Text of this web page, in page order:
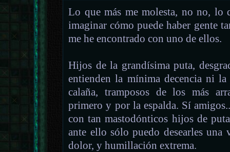
Lo que más me molesta, no no, lo
imaginar cómo puede haber gente
me he encontrado con uno de ellos.
Hijos de la grandísima puta,
entienden la mínima decencia ni
calaña, tramposos de los más
primero y por la espalda. Sí
con tan mastodónticos hijos de
ante ello sólo puedo desearles una
dolor, y humillación extrema.